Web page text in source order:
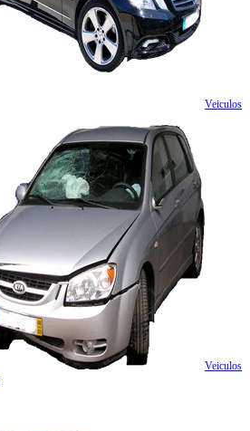
Veiculos
Veiculos